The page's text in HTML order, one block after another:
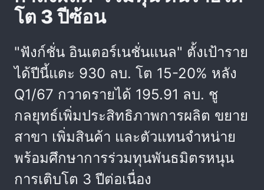
โต 3 ปีซ้อน
"ฟังก์ชั่น อินเตอร์เนชั่นแนล" ตั้งเป้าราย
ได้ปีนี้แตะ 930 ลบ. โต 15-20% หลัง
Q1/67 กวาดรายได้ 195.91 ลบ. ชู
กลยุทธ์เพิ่มประสิทธิภาพการผลิต ขยาย
สาขา เพิ่มสินค้า และตัวแทนจำหน่าย
พร้อมศึกษาการร่วมทุนพันธมิตรหนุน
การเติบโต 3 ปีต่อเนื่อง